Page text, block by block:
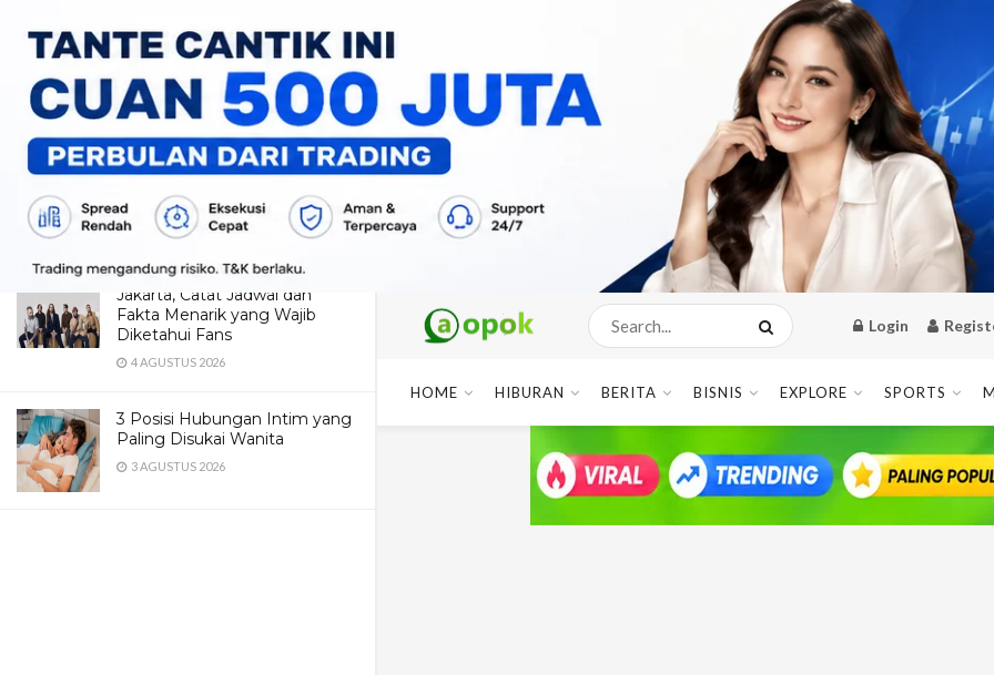
Dua Pendaki Gunung Piramid
Bondowoso Ditemukan Tewas
di Jurang 60 Meter, Evakuasi
Terkendala Medan Ekstrem
4 AGUSTUS 2026
Maroon 5 Dipastikan Konser di
Jakarta, Catat Jadwal dan
Fakta Menarik yang Wajib
Diketahui Fans
4 AGUSTUS 2026
3 Posisi Hubungan Intim yang
Paling Disukai Wanita
3 AGUSTUS 2026
Login
HOME HIBURAN BERITA BISNIS EXPLORE SPORTS